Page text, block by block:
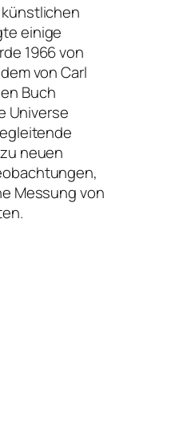
einige
1966 von
von Carl
Buch
Universe
neuen
Messung von